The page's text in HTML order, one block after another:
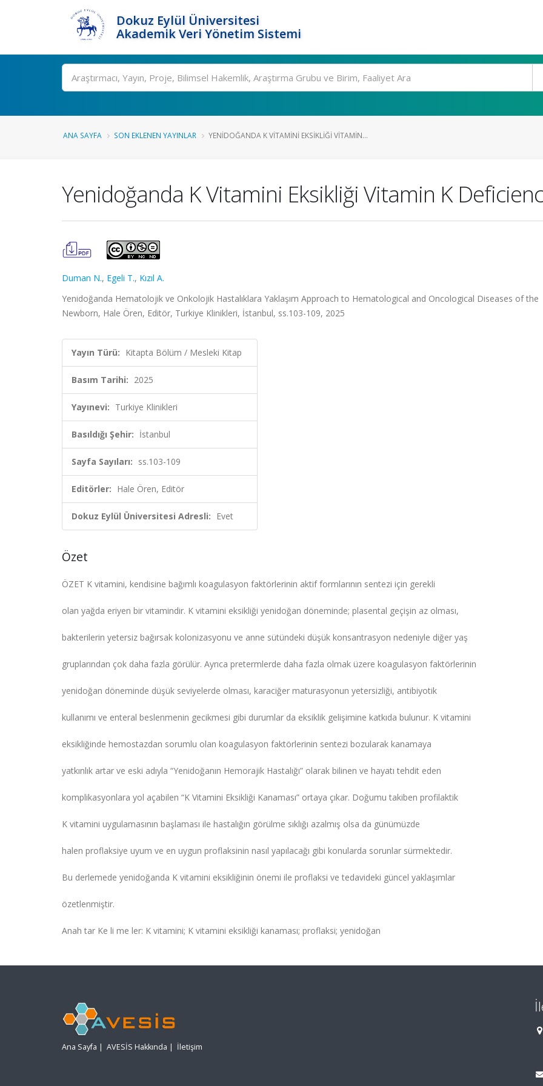
Dokuz Eylül Üniversitesi
Akademik Veri Yönetim Sistemi
Ara
ANA SAYFA SON EKLENEN YAYINLAR YENIDOĞANDA K VITAMINI EKSIKLIĞI VITAMIN...
Yenidoğanda K Vitamini Eksikliği Vitamin K
Duman N., Egeli T., Kızıl A.
Yenidoğanda Hematolojik ve Onkolojik Hastalıklara Yaklaşım Approach to Hematological and Oncological Diseases of the
Newborn, Hale Ören, Editör, Turkiye Klinikleri, İstanbul, ss.103-109, 2025
Yayın Türü: Kitapta Bölüm / Mesleki Kitap
Basım Tarihi: 2025
Yayınevi: Turkiye Klinikleri
Basıldığı Şehir: İstanbul
Sayfa Sayıları: ss.103-109
Editörler: Hale Ören, Editör
Dokuz Eylül Üniversitesi Adresli: Evet
Özet
ÖZET K vitamini, kendisine bağımlı koagulasyon faktörlerinin aktif formlarının sentezi için gerekli
olan yağda eriyen bir vitamindir. K vitamini eksikliği yenidoğan döneminde; plasental geçişin az olması,
bakterilerin yetersiz bağırsak kolonizasyonu ve anne sütündeki düşük konsantrasyon nedeniyle diğer yaş
gruplarından çok daha fazla görülür. Ayrıca pretermlerde daha fazla olmak üzere koagulasyon faktörlerinin
yenidoğan döneminde düşük seviyelerde olması, karaciğer maturasyonun yetersizliği, antibiyotik
kullanımı ve enteral beslenmenin gecikmesi gibi durumlar da eksiklik gelişimine katkıda bulunur. K vitamini
eksikliğinde hemostazdan sorumlu olan koagulasyon faktörlerinin sentezi bozularak kanamaya
yatkınlık artar ve eski adıyla “Yenidoğanın Hemorajik Hastalığı” olarak bilinen ve hayatı tehdit eden
komplikasyonlara yol açabilen “K Vitamini Eksikliği Kanaması” ortaya çıkar. Doğumu takiben profilaktik
K vitamini uygulamasının başlaması ile hastalığın görülme sıklığı azalmış olsa da günümüzde
halen proflaksiye uyum ve en uygun proflaksinin nasıl yapılacağı gibi konularda sorunlar sürmektedir.
Bu derlemede yenidoğanda K vitamini eksikliğinin önemi ile proflaksi ve tedavideki güncel yaklaşımlar
özetlenmiştir.
Anah tar Ke li me ler: K vitamini; K vitamini eksikliği kanaması; proflaksi; yenidoğan
Ana Sayfa | AVESİS Hakkında | İletişim